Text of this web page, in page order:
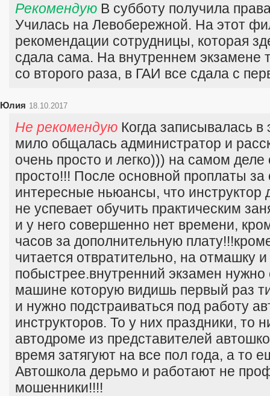
Рекомендую В субботу получила
Училась на Левобережной. На этот
рекомендации сотрудницы, которая
сдала сама. На внутреннем экзамене
со второго раза, в ГАИ все сдала с
Юлия 18.10.2017
Не рекомендую Когда записывалась в
мило общалась администратор и
очень просто и легко))) на самом деле
просто!!! После основной проплаты
интересные ньюансы, что инструктор
не успевает обучить практическим
и у него совершенно нет времени,
часов за дополнительную
читается отвратительно, на отмашку и
побыстрее.внутренний экзамен
машине которую видишь первый раз
и нужно подстраиваться под работу
инструкторов. То у них праздники, то
автодроме из представителей
время затягуют на все пол года, а то
Автошкола дерьмо и работают не
мошенники!!!!